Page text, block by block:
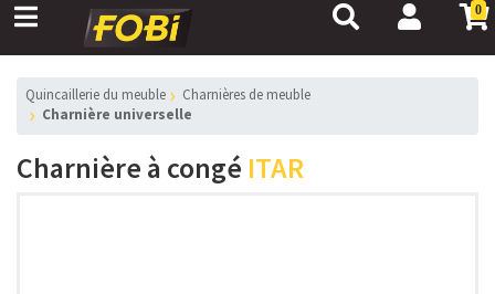
0
Quincaillerie du meuble
Charnières de meuble
Charnière universelle
Charnière à congé ITAR